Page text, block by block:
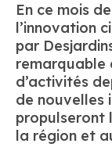
En ce mois
l’innovation
par
remarquable
d’activités
de nouvelles
propulseront
la région et